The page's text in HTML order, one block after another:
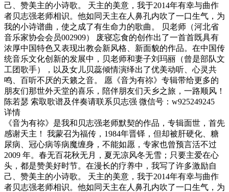
己、赞美主的小诗歌。 天主的美意，我于2014年有幸与曲作
者贝志强老师相识。他如同天主在人鼻孔内吹了一口生气，为
我的小诗谱曲，使之成了有生命力的歌曲。 贝老师（河北省
音乐家协会会员002909） 废寝忘食的创作出了一首首既具有
浓厚中国特色又表现出教会新风格、新面貌的作品。在中国传
统音乐文化创新的发展中，贝老师和妻子刘玛丽（曾是部队文
工团歌手），以及女儿贝蕊倾情演绎出了优美动听、心灵共
鸣、百听不厌的天籁之音。 愿《音为有祢》专辑带给更多的
朋友们那世外天堂的喜乐，陪伴朋友们天乡之旅，一路顺风！
陈若瑟 索取歌谱及伴奏请联系贝志强 微信号：w925249245
详情
《音为有祢》是我和贝志强老师默契的作品，专辑面世，首先
感谢天主！ 我蒙召为福传，1984年晋铎，但却被肝硬化、糖
尿病、冠心病等病魔缠身，不能如愿，专家也曾预言活不过
2009 年。春无百花秋无月，夏无凉风冬无雪；只要主爱在心
头，都是赞美好时节。在漫长的疗养中，我写了许多激励自
己、赞美主的小诗歌。 天主的美意，我于2014年有幸与曲作
者贝志强老师相识。他如同天主在人鼻孔内吹了一口生气，为